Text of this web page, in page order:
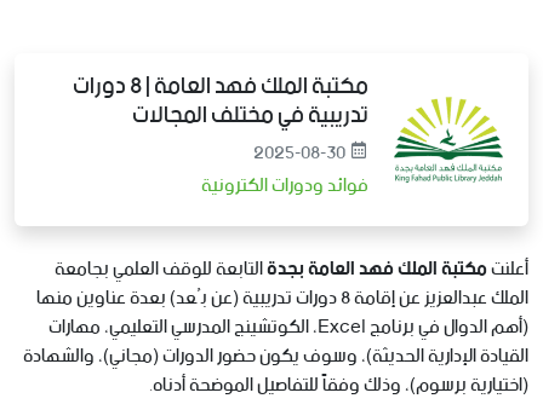
مكتبة الملك فهد العامة | 8 دورات
تدريبية في مختلف المجالات
2025-08-30
فوائد ودورات الكترونية
أعلنتمكتبة الملك فهد العامة بجدةالتابعة للوقف العلمي بجامعة
الملك عبدالعزيز عن إقامة 8 دورات تدريبية (عن بُعد) بعدة عناوين منها
(أهم الدوال في برنامج Excel، الكوتشينج المدرسي التعليمي، مهارات
القيادة الإدارية الحديثة)، وسوف يكون حضور الدورات (مجاني)، والشهادة
(اختيارية برسوم)، وذلك وفقاً للتفاصيل الموضحة أدناه.